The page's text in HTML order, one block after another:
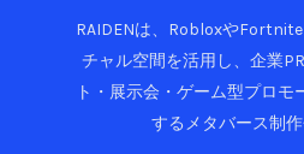
RAIDENは、Robloxや
チャル空間を活用し、企業
ト・展示会・ゲーム型プロ
するメタバース制作